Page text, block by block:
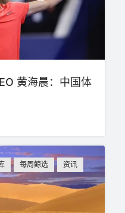
黄海晨：中国体
每周鲸选 资讯